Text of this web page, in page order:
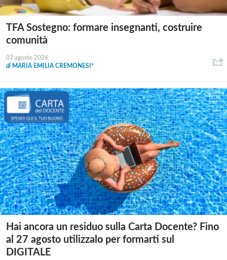
TFA Sostegno: formare insegnanti, costruire
comunità
07 agosto 2026
di MARIA EMILIA CREMONESI*
Hai ancora un residuo sulla Carta Docente? Fino
al 27 agosto utilizzalo per formarti sul
DIGITALE